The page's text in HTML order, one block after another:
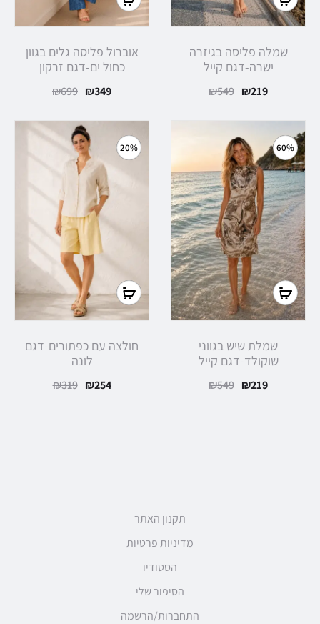
אפשרויות
שמלה פליסה בגיזרה
ישרה-דגם קייל
₪549 המחיר
₪549.
₪219המחיר
הוא:
₪219.
אפשרויות
אוברול פליסה גלים בגוון
כחול ים-דגם זרקון
₪699 המחיר
היה:
₪349המחיר
הוא:
₪349.
60%
בחר
אפשרויות
שמלת שיש בגווני
שוקולד-דגם קייל
₪549 המחיר
₪219המחיר
20%
בחר
אפשרויות
חולצה עם כפתורים-דגם
לונה
₪319 המחיר
₪254המחיר
תקנון האתר
מדיניות פרטיות
הסטודיו
הסיפור שלי
התחברות/הרשמה